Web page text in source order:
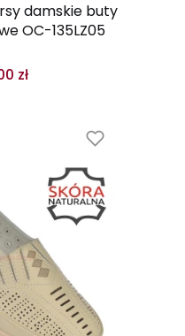
damskie buty
OC-135LZ05
zł